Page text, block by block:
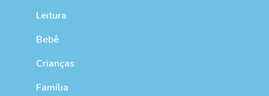
Leitura
Bebê
Crianças
Família